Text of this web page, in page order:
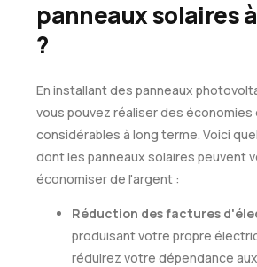
panneaux solaires
?
En installant des panneaux
vous pouvez réaliser des économies
considérables à long terme. Voici
dont les panneaux solaires peuvent
économiser de l'argent :
Réduction des factures
produisant votre propre
réduirez votre dépendance